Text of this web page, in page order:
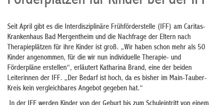
Seit April gibt es die Interdisziplinäre Frühförderstelle (IFF) am Caritas-
Krankenhaus Bad Mergentheim und die Nachfrage der Eltern nach
Therapieplätzen für ihre Kinder ist groß. „Wir haben schon mehr als 50
Kinder angenommen, für die wir nun individuelle Therapie- und
Förderpläne erstellen“, erläutert Katharina Brand, eine der beiden
Leiterinnen der IFF. „Der Bedarf ist hoch, da es bisher im Main-Tauber-
Kreis kein vergleichbares Angebot gegeben hat.“